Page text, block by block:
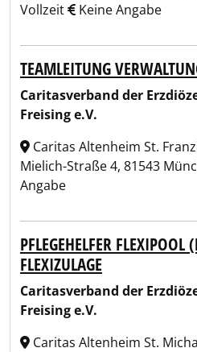
Vollzeit
Keine Angabe
TEAMLEITUNG
Caritasverband der
Freising e.V.
Caritas Altenheim St.
Mielich-Straße 4, 81543
Angabe
PFLEGEHELFER
FLEXIZULAGE
Caritasverband der
Freising e.V.
Caritas Altenheim St.